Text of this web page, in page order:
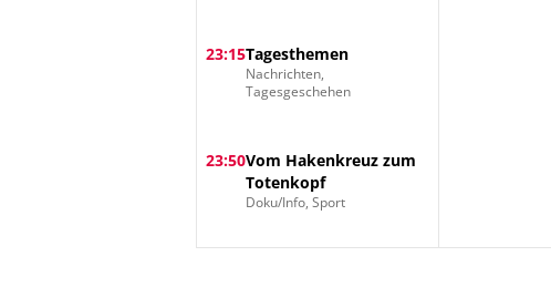
23:15Tagesthemen
Nachrichten,
Tagesgeschehen
23:50Vom Hakenkreuz zum
Totenkopf
Doku/Info, Sport